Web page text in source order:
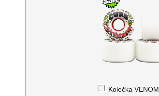
Kolečka VENOM
Přidat
do